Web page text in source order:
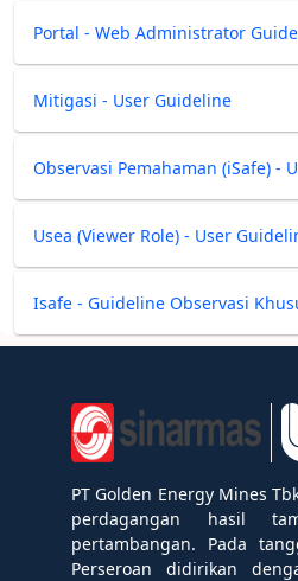
Portal - Web Administrator Guide
Mitigasi - User Guideline
Observasi Pemahaman (iSafe) -
Usea (Viewer Role) - User
Isafe - Guideline Observasi
PT Golden Energy Mines
perdagangan hasil
pertambangan. Pada
Perseroan didirikan